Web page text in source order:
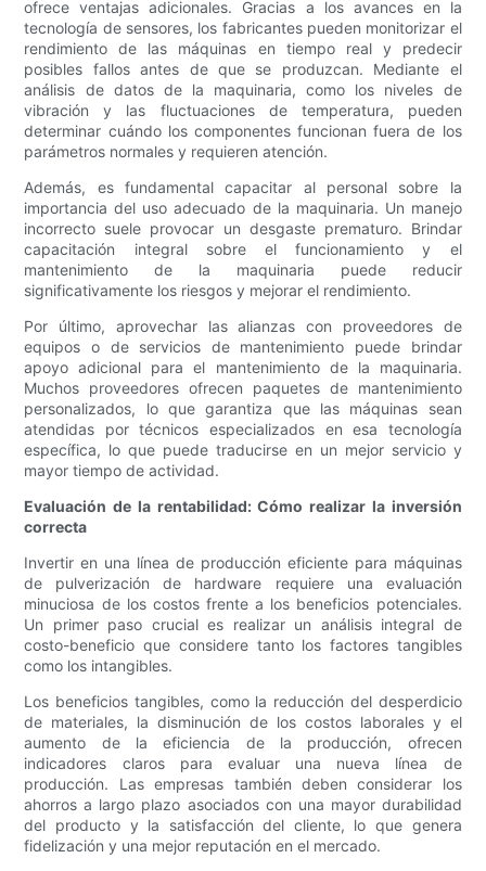
ofrece ventajas adicionales. Gracias a los avances en la
tecnología de sensores, los fabricantes pueden monitorizar el
rendimiento de las máquinas en tiempo real y predecir
posibles fallos antes de que se produzcan. Mediante el
análisis de datos de la maquinaria, como los niveles de
vibración y las fluctuaciones de temperatura, pueden
determinar cuándo los componentes funcionan fuera de los
parámetros normales y requieren atención.
Además, es fundamental capacitar al personal sobre la
importancia del uso adecuado de la maquinaria. Un manejo
incorrecto suele provocar un desgaste prematuro. Brindar
capacitación integral sobre el funcionamiento y el
mantenimiento de la maquinaria puede reducir
significativamente los riesgos y mejorar el rendimiento.
Por último, aprovechar las alianzas con proveedores de
equipos o de servicios de mantenimiento puede brindar
apoyo adicional para el mantenimiento de la maquinaria.
Muchos proveedores ofrecen paquetes de mantenimiento
personalizados, lo que garantiza que las máquinas sean
atendidas por técnicos especializados en esa tecnología
específica, lo que puede traducirse en un mejor servicio y
mayor tiempo de actividad.
Evaluación de la rentabilidad: Cómo realizar la inversión
correcta
Invertir en una línea de producción eficiente para máquinas
de pulverización de hardware requiere una evaluación
minuciosa de los costos frente a los beneficios potenciales.
Un primer paso crucial es realizar un análisis integral de
costo-beneficio que considere tanto los factores tangibles
como los intangibles.
Los beneficios tangibles, como la reducción del desperdicio
de materiales, la disminución de los costos laborales y el
aumento de la eficiencia de la producción, ofrecen
indicadores claros para evaluar una nueva línea de
producción. Las empresas también deben considerar los
ahorros a largo plazo asociados con una mayor durabilidad
del producto y la satisfacción del cliente, lo que genera
fidelización y una mejor reputación en el mercado.